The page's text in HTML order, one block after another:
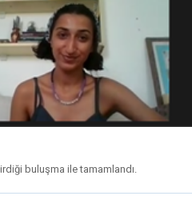
buluşma ile tamamlandı.